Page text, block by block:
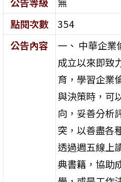
點閱次數
354
公告內容
一、 中華企業
成立以來即致
育，學習企業
與決策時，可
向，妥善分析
突，以善盡各
透過週五線上
典書籍，協助